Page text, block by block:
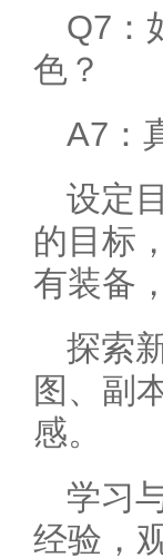
Q7：
色？
A7：
设定
的目标
有装备
探索
图、副
感。
学习
经验，